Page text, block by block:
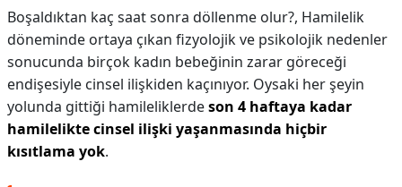
Boşaldıktan kaç saat sonra döllenme olur?, Hamilelik
döneminde ortaya çıkan ﬁzyolojik ve psikolojik nedenler
sonucunda birçok kadın bebeğinin zarar göreceği
endişesiyle cinsel ilişkiden kaçınıyor. Oysaki her şeyin
yolunda gittiği hamileliklerdeson 4 haftaya kadar
hamilelikte cinsel ilişki yaşanmasında hiçbir
kısıtlama yok.